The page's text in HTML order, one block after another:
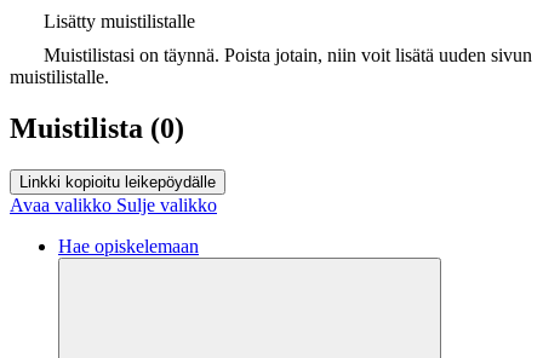
Lisätty muistilistalle
Muistilistasi on täynnä. Poista jotain, niin voit lisätä uuden sivun
muistilistalle.
Muistilista (0)
Linkki kopioitu leikepöydälle
Avaa valikko Sulje valikko
Hae opiskelemaan